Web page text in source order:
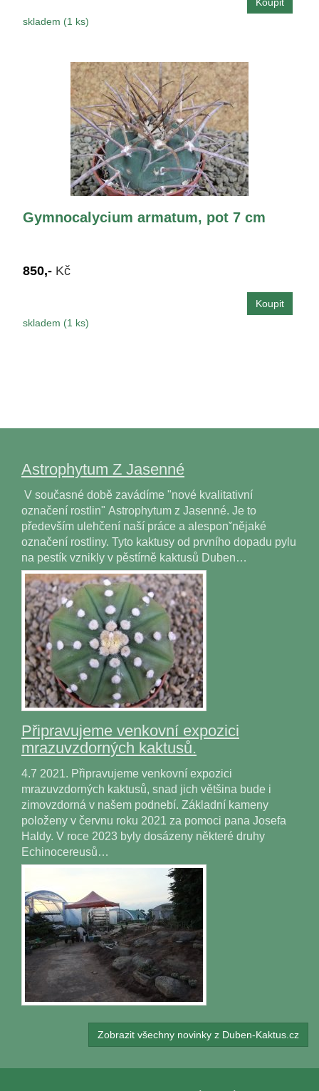
skladem (1 ks)
Gymnocalycium armatum, pot 7 cm
850,- Kč
skladem (1 ks)
Astrophytum Z Jasenné
V současné době zavádíme "nové kvalitativní
označení rostlin" Astrophytum z Jasenné. Je to
především ulehčení naší práce a alesponˇnějaké
označení rostliny. Tyto kaktusy od prvního dopadu pylu
na pestík vznikly v pěstírně kaktusů Duben…
Připravujeme venkovní expozici
mrazuvzdorných kaktusů.
4.7 2021. Připravujeme venkovní expozici
mrazuvzdorných kaktusů, snad jich většina bude i
zimovzdorná v našem podnebí. Základní kameny
položeny v červnu roku 2021 za pomoci pana Josefa
Haldy. V roce 2023 byly dosázeny některé druhy
Echinocereusů…
Zobrazit všechny novinky z Duben-Kaktus.cz